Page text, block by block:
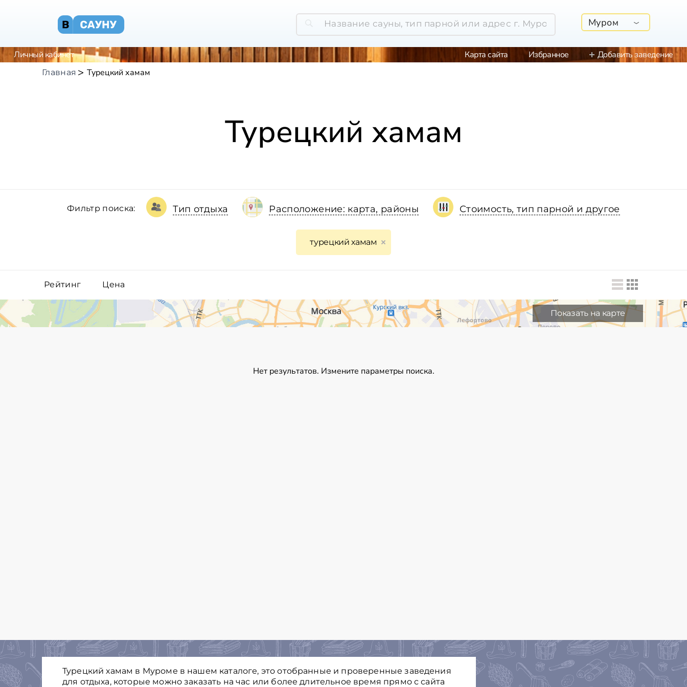
Муром
Личный кабинет Карта сайта Избранное Добавить заведение
Главная Турецкий хамам
Турецкий хамам
Фильтр поиска: Тип отдыха Расположение: карта, районы Стоимость, тип парной и другое
турецкий хамам
Рейтинг Цена
Показать на карте
Нет результатов. Измените параметры поиска.
Турецкий хамам в Муроме в нашем каталоге, это отобранные и проверенные заведения
для отдыха, которые можно заказать на час или более длительное время прямо с сайта